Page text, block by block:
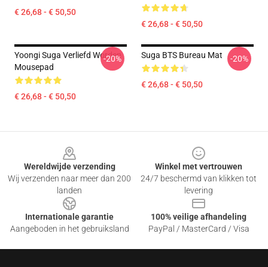
€ 26,68 - € 50,50
€ 26,68 - € 50,50
Yoongi Suga Verliefd Worden
Mousepad
€ 26,68 - € 50,50
-20% Suga BTS Bureau Mat
€ 26,68 - € 50,50
-20%
Wereldwijde verzending
Wij verzenden naar meer dan 200
landen
Winkel met vertrouwen
24/7 beschermd van klikken tot
levering
Internationale garantie
Aangeboden in het gebruiksland
100% veilige afhandeling
PayPal / MasterCard / Visa